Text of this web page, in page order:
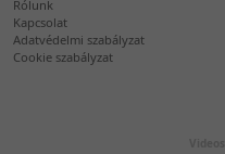
Rólunk
Kapcsolat
Adatvédelmi szabályzat
Cookie szabályzat